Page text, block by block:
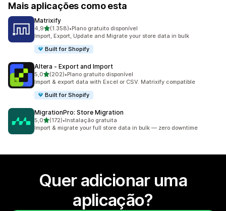
Mais aplicações como esta
Matrixify
4,9de 5 estrelas
(1.358)
1358 total de avaliações
•Plano gratuito disponível
Import, Export, Update and Migrate your store data in bulk
Built for Shopify
Altera ‑ Export and Import
5,0de 5 estrelas
(202)
202 total de avaliações
•Plano gratuito disponível
Import & export data with Excel or CSV. Matrixify compatible
Built for Shopify
MigrationPro: Store Migration
5,0de 5 estrelas
(172)
172 total de avaliações
•Instalação gratuita
Import & migrate your full store data in bulk — zero downtime
Quer adicionar uma
aplicação?